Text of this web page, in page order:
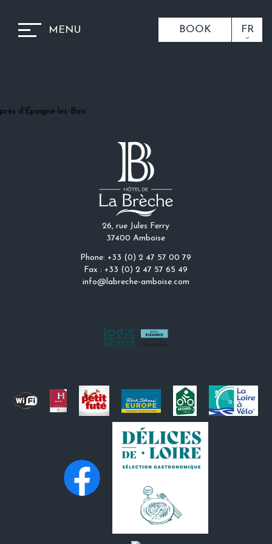
MENU BOOK FR
près d'Épeigné-les-Bois
26, rue Jules Ferry
37400 Amboise
Phone: +33 (0) 2 47 57 00 79
Fax : +33 (0) 2 47 57 65 49
info@labreche-amboise.com